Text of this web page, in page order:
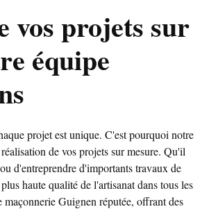
vos projets sur
équipe
projet est unique. C'est pourquoi notre
de vos projets sur mesure. Qu'il
d'entreprendre d'importants travaux de
haute qualité de l'artisanat dans tous les
Guignen réputée, offrant des